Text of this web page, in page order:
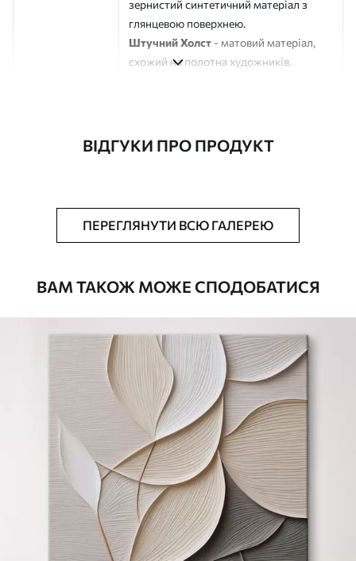
зернистий синтетичний матеріал з
глянцевою поверхнею.
Штучний Холст - матовий матеріал,
схожий на полотна художників.
Додатково Можна додати лакове покриття.
Від784.00грн
Яскраві, насичені кольори
Стійкість до вицвітання
Безпечне чорнило без запаху
Поверхня з текстурою полотна
Екологічний матеріал
Преміум
980.00 грн
Яскраві, насичені кольори
Стійкість до вицвітання
Безпечне чорнило без запаху
ВІДГУКИ ПРО ПРОДУКТ
ПЕРЕГЛЯНУТИ ВСЮ ГАЛЕРЕЮ
ВАМ ТАКОЖ МОЖЕ СПОДОБАТИСЯ